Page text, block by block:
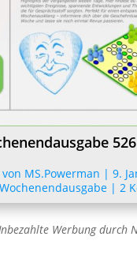
526
von MS.Powerman | 9.
Wochenendausgabe| 2
Werbung durch